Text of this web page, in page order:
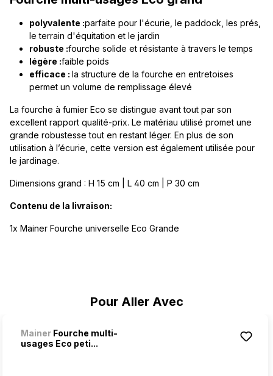
Pour Aller Avec
Mainer Fourche multi-
usages Eco peti...
polyvalente :parfaite pour l'écurie, le paddock, les prés,
le terrain d'équitation et le jardin
robuste :fourche solide et résistante à travers le temps
légère :faible poids
efficace : la structure de la fourche en entretoises
permet un volume de remplissage élevé
La fourche à fumier Eco se distingue avant tout par son
excellent rapport qualité-prix. Le matériau utilisé promet une
grande robustesse tout en restant léger. En plus de son
utilisation à l’écurie, cette version est également utilisée pour
le jardinage.
Dimensions grand : H 15 cm | L 40 cm | P 30 cm
Contenu de la livraison:
1x Mainer Fourche universelle Eco Grande